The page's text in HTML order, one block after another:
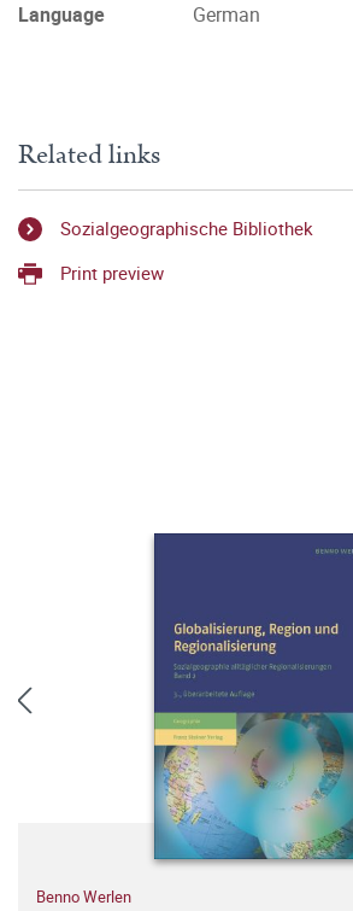
Language
German
Related links
Sozialgeographische Bibliothek
Print preview
Benno Werlen